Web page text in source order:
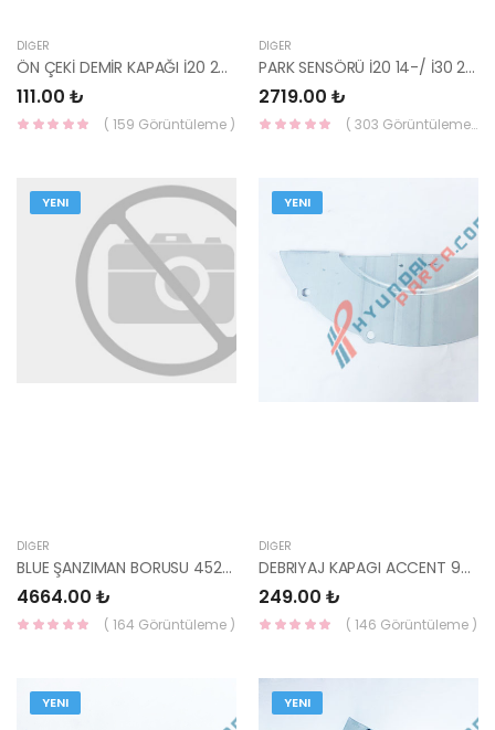
DIĞER
ÖN ÇEKİ DEMİR KAPAĞI İ20 2007-2012 86517-1J000-HMC
111.00 ₺
( 159 Görüntüleme )
DIĞER
PARK SENSÖRÜ İ20 14-/ İ30 2012-2015 ( BEYAZ ) 95720-C8000PSW-HMC
2719.00 ₺
( 303 Görüntüleme )
YENI
DIĞER
BLUE ŞANZIMAN BORUSU 45264-23665-HMC
4664.00 ₺
( 164 Görüntüleme )
YENI
DIĞER
DEBRIYAJ KAPAGI ACCENT 95- 21461-22031-HMC
249.00 ₺
( 146 Görüntüleme )
YENI YENI